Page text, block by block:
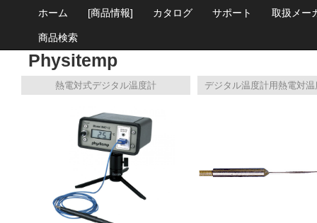
ホーム [商品情報] カタログ サポート 取扱メー
商品検索
Physitemp
熱電対式デジタル温度計